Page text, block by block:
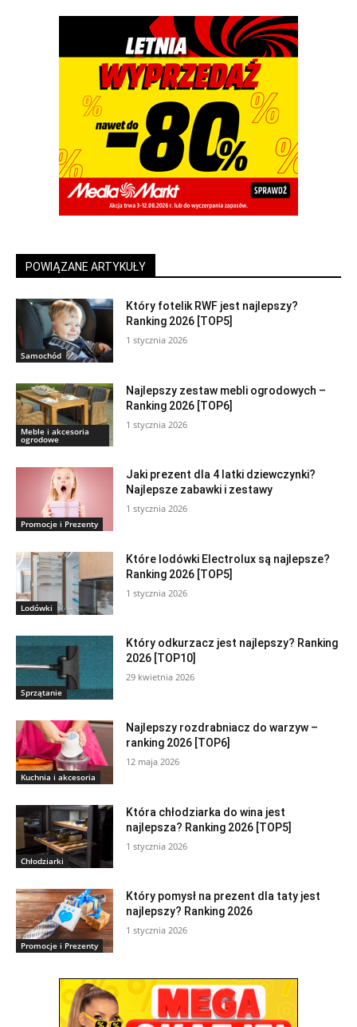
POWIĄZANE ARTYKUŁY
Samochód
Który fotelik RWF jest najlepszy?
Ranking 2026 [TOP5]
1 stycznia 2026
Meble i akcesoria
ogrodowe
Najlepszy zestaw mebli ogrodowych –
Ranking 2026 [TOP6]
1 stycznia 2026
Promocje i Prezenty
Jaki prezent dla 4 latki dziewczynki?
Najlepsze zabawki i zestawy
1 stycznia 2026
Lodówki
Które lodówki Electrolux są najlepsze?
Ranking 2026 [TOP5]
1 stycznia 2026
Sprzątanie
Który odkurzacz jest najlepszy? Ranking
2026 [TOP10]
29 kwietnia 2026
Kuchnia i akcesoria
Najlepszy rozdrabniacz do warzyw –
ranking 2026 [TOP6]
12 maja 2026
Chłodziarki
Która chłodziarka do wina jest
najlepsza? Ranking 2026 [TOP5]
1 stycznia 2026
Promocje i Prezenty
Który pomysł na prezent dla taty jest
najlepszy? Ranking 2026
1 stycznia 2026